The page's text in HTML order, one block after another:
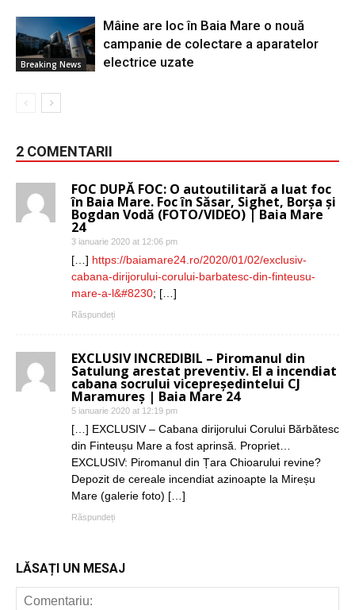
Breaking News
Mâine are loc în Baia Mare o nouă
campanie de colectare a aparatelor
electrice uzate
2 COMENTARII
FOC DUPĂ FOC: O autoutilitară a luat foc
în Baia Mare. Foc în Săsar, Sighet, Borșa și
Bogdan Vodă (FOTO/VIDEO) | Baia Mare
24
3 ianuarie 2020 at 12:06 pm
[…] https://baiamare24.ro/2020/01/02/exclusiv-
cabana-dirijorului-corului-barbatesc-din-finteusu-
mare-a-l&#8230; […]
Răspundeți
EXCLUSIV INCREDIBIL – Piromanul din
Satulung arestat preventiv. El a incendiat
cabana socrului vicepreședintelui CJ
Maramureș | Baia Mare 24
5 ianuarie 2020 at 12:19 pm
[…] EXCLUSIV – Cabana dirijorului Corului Bărbătesc
din Finteușu Mare a fost aprinsă. Propriet…
EXCLUSIV: Piromanul din Țara Chioarului revine?
Depozit de cereale incendiat azinoapte la Mireșu
Mare (galerie foto) […]
Răspundeți
LĂSAȚI UN MESAJ